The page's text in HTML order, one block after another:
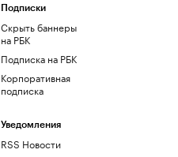
Подписки
Скрыть баннеры
на РБК
Подписка на РБК
Корпоративная
подписка
Уведомления
RSS Новости